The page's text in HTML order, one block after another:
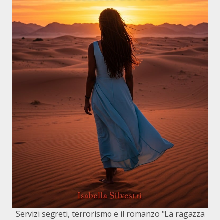
Servizi segreti, terrorismo e il romanzo "La ragazza